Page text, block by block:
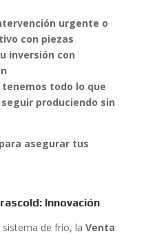
urgente o
con piezas
inversión con
todo lo que
produciendo sin
asegurar tus
Innovación
sistema de frío, la Venta